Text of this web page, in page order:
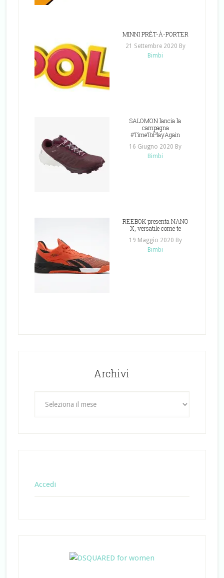
MINNI PRÊT-À-PORTER
21 Settembre 2020 By
Bimbi
SALOMON lancia la
campagna
#TimeToPlayAgain
16 Giugno 2020 By
Bimbi
REEBOK presenta NANO
X, versatile come te
19 Maggio 2020 By
Bimbi
Archivi
Accedi